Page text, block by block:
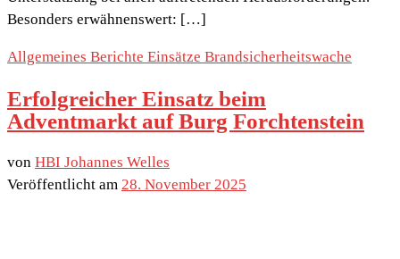
Besonders erwähnenswert: […]
Allgemeines Berichte Einsätze Brandsicherheitswache
Erfolgreicher Einsatz beim
Adventmarkt auf Burg Forchtenstein
von HBI Johannes Welles
Veröffentlicht am 28. November 2025